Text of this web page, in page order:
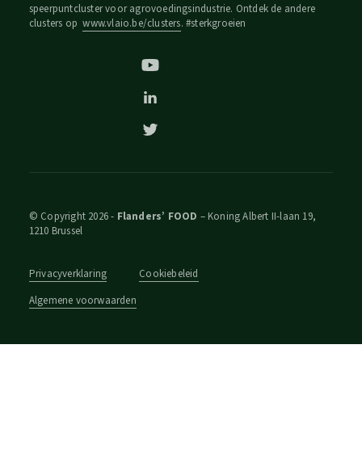
speerpuntcluster voor agrovoedingsindustrie. Ontdek de andere
clusters opwww.vlaio.be/clusters. #sterkgroeien
© Copyright 2026 - Flanders’ FOOD – Koning Albert II-laan 19,
1210 Brussel
Privacyverklaring
Cookiebeleid
Algemene voorwaarden